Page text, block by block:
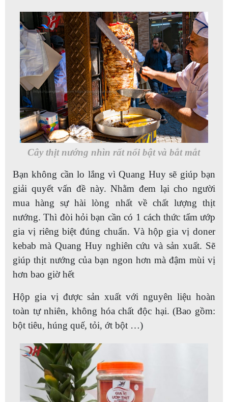
Cây thịt nướng nhìn rất nổi bật và bắt mắt
Bạn không cần lo lắng vì Quang Huy sẽ giúp bạn
giải quyết vấn đề này. Nhằm đem lại cho người
mua hàng sự hài lòng nhất về chất lượng thịt
nướng. Thì đòi hỏi bạn cần có 1 cách thức tẩm ướp
gia vị riêng biệt đúng chuẩn. Và hộp gia vị doner
kebab mà Quang Huy nghiên cứu và sản xuất. Sẽ
giúp thịt nướng của bạn ngon hơn mà đậm mùi vị
hơn bao giờ hết
Hộp gia vị được sản xuất với nguyên liệu hoàn
toàn tự nhiên, không hóa chất độc hại. (Bao gồm:
bột tiêu, húng quế, tỏi, ớt bột …)